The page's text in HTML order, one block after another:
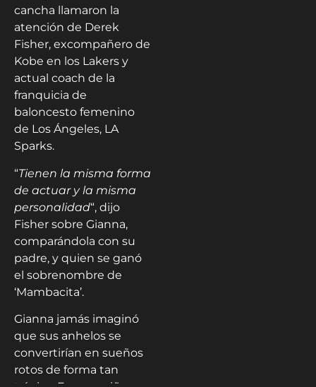
cancha llamaron la
atención de Derek
Fisher, excompañero de
Kobe en los Lakers y
actual coach de la
franquicia de
baloncesto femenino
de Los Ángeles, LA
Sparks.
“Tienen la misma forma
de actuar y la misma
personalidad“, dijo
Fisher sobre Gianna,
comparándola con su
padre, y quien se ganó
el sobrenombre de
‘Mambacita’.
Gianna jamás imaginó
que sus anhelos se
convertirían en sueños
rotos de forma tan